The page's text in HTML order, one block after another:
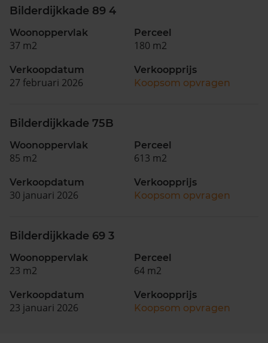
Bilderdijkkade 89 4
Woonoppervlak
37 m2
Perceel
180 m2
Verkoopdatum
27 februari 2026
Verkoopprijs
Koopsom opvragen
Bilderdijkkade 75B
Woonoppervlak
85 m2
Perceel
613 m2
Verkoopdatum
30 januari 2026
Verkoopprijs
Koopsom opvragen
Bilderdijkkade 69 3
Woonoppervlak
23 m2
Perceel
64 m2
Verkoopdatum
23 januari 2026
Verkoopprijs
Koopsom opvragen